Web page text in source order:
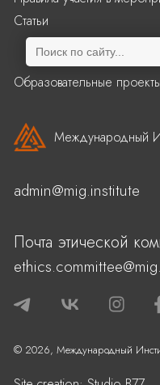
Образовательные проекты
Статьи
Search
for:
Международный
admin@mig.institute
Почта этической
© 2026, Международный